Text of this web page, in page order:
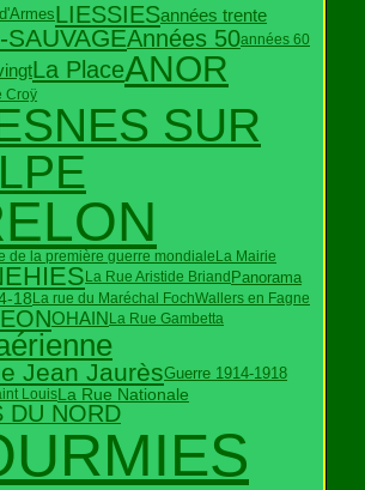
LIESSIESannées trente
SAUVAGEAnnées 50années 60
La PlaceANOR
Croÿ
SUR
de la première guerre mondiale La Mairie
La Rue Aristide Briand Panorama
18 La rue du Maréchal FochWallers en Fagne
OHAIN La Rue Gambetta
Jean JaurèsGuerre 1914-1918
LouisLa Rue Nationale
DU NORD